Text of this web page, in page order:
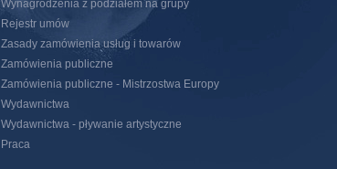
Wynagrodzenia z podziałem na grupy
Rejestr umów
Zasady zamówienia usług i towarów
Zamówienia publiczne
Zamówienia publiczne - Mistrzostwa Europy
Wydawnictwa
Wydawnictwa - pływanie artystyczne
Praca